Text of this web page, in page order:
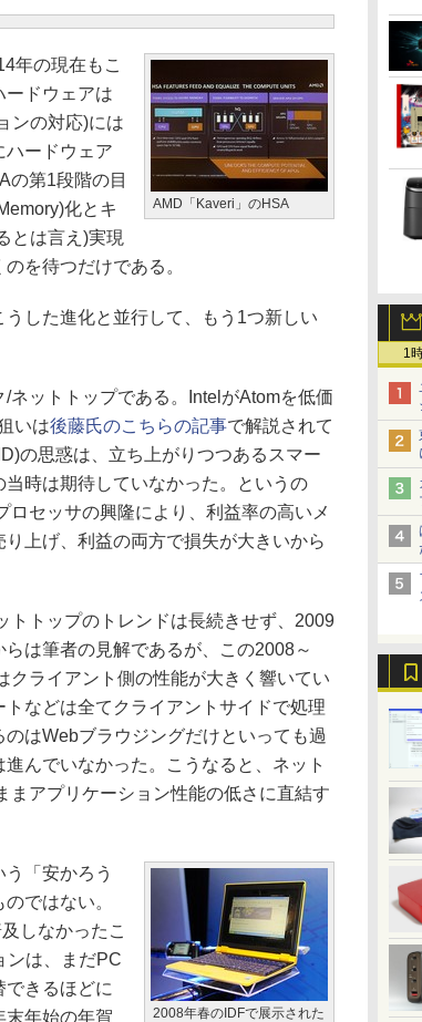
1
AMD「Kaveri」のHSA
年の現在もこ
ードウェアは
ンの対応)には
ハードウェア
の第1段階の目
化とキ
とは言え)実現
を待つだけである。
した進化と並行して、もう1つ新しい
ットトップである。IntelがAtomを低価
いは後藤氏のこちらの記事で解説されて
の思惑は、立ち上がりつつあるスマー
時は期待していなかった。というの
セッサの興隆により、利益率の高いメ
上げ、利益の両方で損失が大きいから
トップのトレンドは長続きせず、2009
は筆者の見解であるが、この2008～
クライアント側の性能が大きく響いてい
などは全てクライアントサイドで処理
はWebブラウジングだけといっても過
んでいなかった。こうなると、ネット
まアプリケーション性能の低さに直結す
2008年春のIDFで展示された
「安かろう
ではない。
しなかったこ
ンは、まだPC
きるほどに
末年始の年賀